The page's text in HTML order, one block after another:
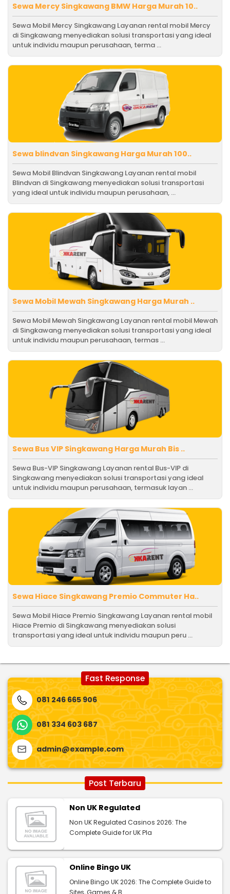
Sewa Mercy Singkawang BMW Harga Murah 10..
Sewa Mobil Mercy Singkawang Layanan rental mobil Mercy
di Singkawang menyediakan solusi transportasi yang ideal
untuk individu maupun perusahaan, terma ...
Sewa blindvan Singkawang Harga Murah 100..
Sewa Mobil Blindvan Singkawang Layanan rental mobil
Blindvan di Singkawang menyediakan solusi transportasi
yang ideal untuk individu maupun perusahaan, ...
Sewa Mobil Mewah Singkawang Harga Murah ..
Sewa Mobil Mewah Singkawang Layanan rental mobil Mewah
di Singkawang menyediakan solusi transportasi yang ideal
untuk individu maupun perusahaan, termas ...
Sewa Bus VIP Singkawang Harga Murah Bis ..
Sewa Bus-VIP Singkawang Layanan rental Bus-VIP di
Singkawang menyediakan solusi transportasi yang ideal
untuk individu maupun perusahaan, termasuk layan ...
Sewa Hiace Singkawang Premio Commuter Ha..
Sewa Mobil Hiace Premio Singkawang Layanan rental mobil
Hiace Premio di Singkawang menyediakan solusi
transportasi yang ideal untuk individu maupun peru ...
Fast Response
081 246 665 906
081 334 603 687
admin@example.com
Post Terbaru
Non UK Regulated
Non UK Regulated Casinos 2026: The
Complete Guide for UK Pla
Online Bingo UK
Online Bingo UK 2026: The Complete Guide to
Sites, Games & B